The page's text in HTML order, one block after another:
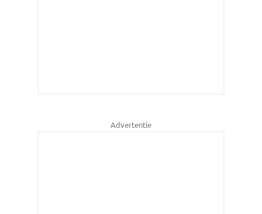
Advertentie